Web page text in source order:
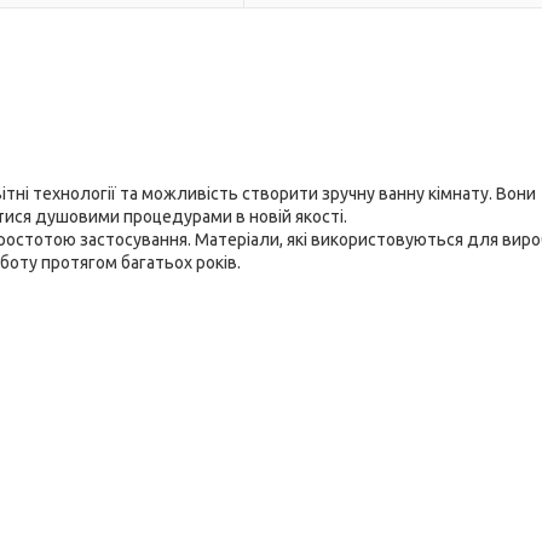
технології та можливість створити зручну ванну кімнату. Вони
душовими процедурами в новій якості.
застосування. Матеріали, які використовуються для
протягом багатьох років.